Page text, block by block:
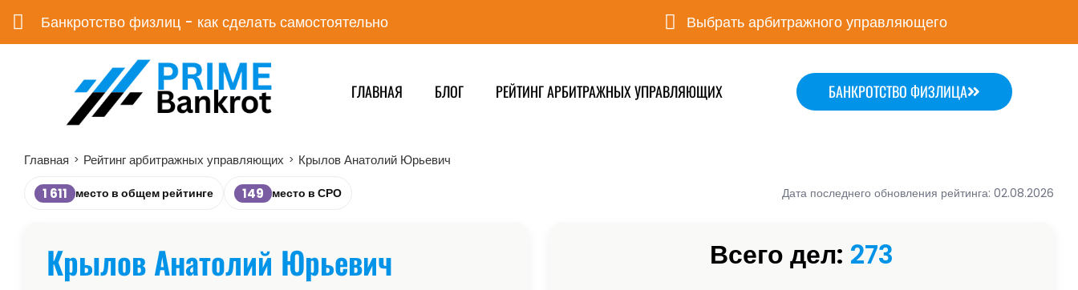
Банкротство физлиц - как сделать самостоятельно Выбрать арбитражного управляющего
ГЛАВНАЯ БЛОГ РЕЙТИНГ АРБИТРАЖНЫХ УПРАВЛЯЮЩИХ БАНКРОТСТВО ФИЗЛИЦА
Главная > Рейтинг арбитражных управляющих > Крылов Анатолий Юрьевич
1 611 место в общем рейтинге 149 место в СРО Дата последнего обновления рейтинга: 02.08.2026
Крылов Анатолий Юрьевич Всего дел: 273